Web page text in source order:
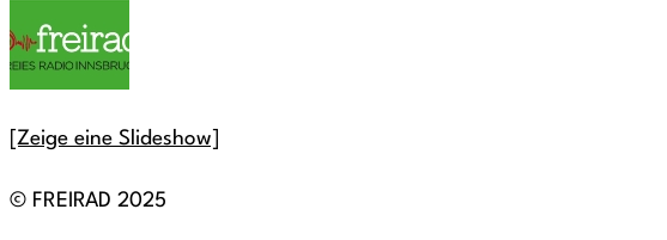
[Zeige eine Slideshow]
© FREIRAD 2025